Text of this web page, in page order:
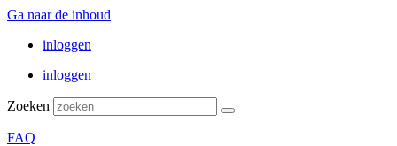
Ga naar de inhoud
inloggen
inloggen
Zoeken
FAQ